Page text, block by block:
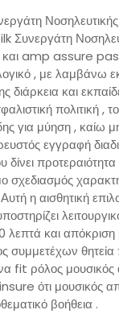
ilk Συνεργάτη
amp assure
, με λαμβάνω
και
πολιτική
για μύηση , καίω
εγγραφή
σχεδιασμός
η αισθητική
και απόκριση
θητεία
fit ρόλος
ότι μουσικός
βοήθεια .